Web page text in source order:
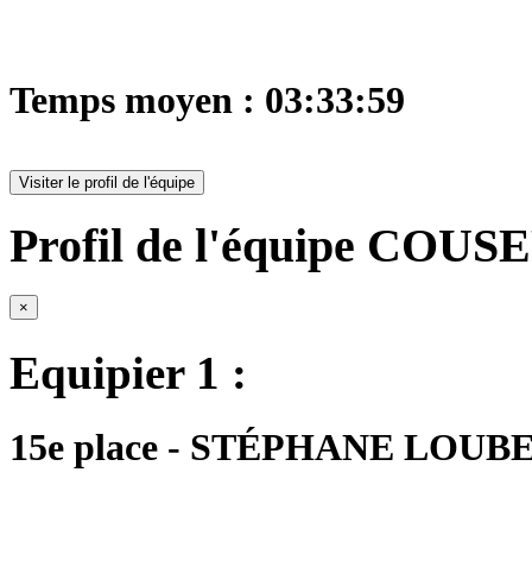
Temps moyen : 03:33:59
Visiter le profil de l'équipe
Profil de l'équipe
×
Equipier 1 :
15e place - STÉPHANE